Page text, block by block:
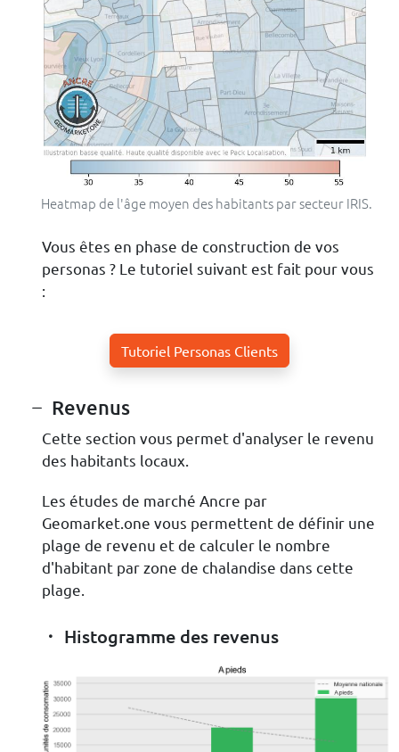
Heatmap de l'âge moyen des habitants par secteur IRIS.
Vous êtes en phase de construction de vos
personas ? Le tutoriel suivant est fait pour vous
:
Tutoriel Personas Clients
Revenus
Cette section vous permet d'analyser le revenu
des habitants locaux.
Les études de marché Ancre par
Geomarket.one vous permettent de définir une
plage de revenu et de calculer le nombre
d'habitant par zone de chalandise dans cette
plage.
Histogramme des revenus